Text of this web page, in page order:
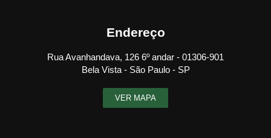
Endereço
Rua Avanhandava, 126 6º andar - 01306-901
Bela Vista - São Paulo - SP
VER MAPA